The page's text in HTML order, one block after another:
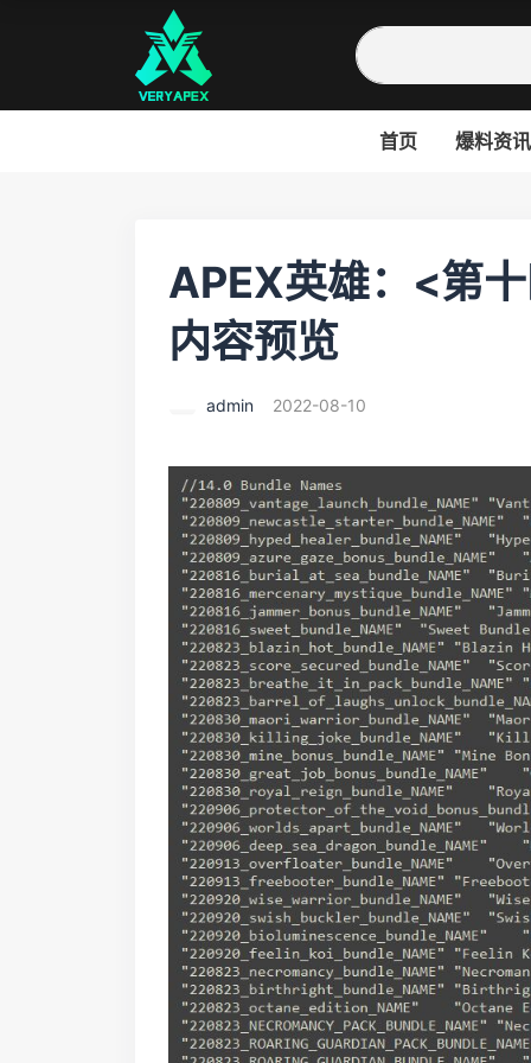
首页 爆料资讯
APEX英雄：<第
内容预览
admin 2022-08-10